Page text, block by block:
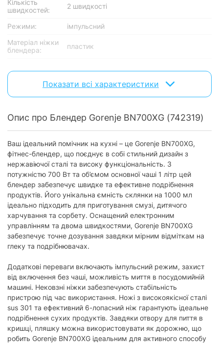
Кількість
швидкостей:
2 швидкості
Режими:
імпульсний
Матеріал ніжки
блендера:
пластик
Подрібнювачі
подрібнювача:
без подрібнювача
Додатково
Мірна склянка:
Фізичні характеристики
Колір: нержавіюча сталь
Комплектація
Комплектація:
блендер з чашею, ніж, гумові ніжки,
інструкція, гарантійний талон
Характеристики та комплектація товару можуть змінюватися
Показати всі характеристики
Опис про Блендер Gorenje BN700XG (742319)
Ваш ідеальний помічник на кухні – це Gorenje BN700XG,
фітнес-блендер, що поєднує в собі стильний дизайн з
нержавіючої сталі та високу функціональність. З
потужністю 700 Вт та об’ємом основної чаші 1 літр цей
блендер забезпечує швидке та ефективне подрібнення
продуктів. Його унікальна ємність склянки на 1000 мл
ідеально підходить для приготування смузі, дитячого
харчування та сорбету. Оснащений електронним
управлінням та двома швидкостями, Gorenje BN700XG
забезпечує точне дозування завдяки мірним відміткам на
глеку та подрібнювачах.
Додаткові переваги включають імпульсний режим, захист
від включення без чаші, можливість миття в посудомийній
машині. Нековзні ніжки забезпечують стабільність
пристрою під час використання. Ножі з високоякісної сталі
sus 301 та ефективний 6-лопасний ніж гарантують ідеальне
подрібнення сухих продуктів. Завдяки отвору для пиття в
кришці, пляшку можна використовувати як дорожню, що
робить Gorenje BN700XG ідеальним для активного способу